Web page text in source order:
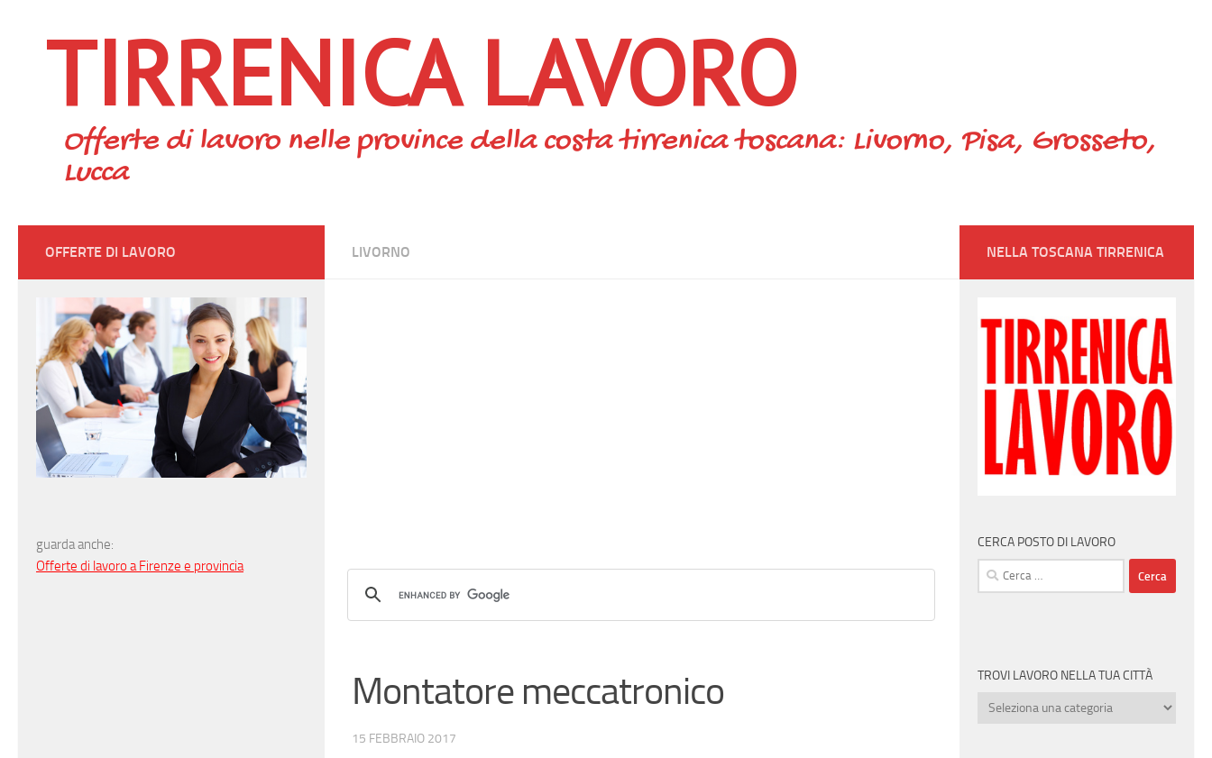
TIRRENICA LAVORO
Offerte di lavoro nelle province della costa tirrenica toscana: Livorno, Pisa, Grosseto,
Lucca
LIVORNO
Montatore meccatronico
15 FEBBRAIO 2017
OFFERTE DI LAVORO
guarda anche:
Offerte di lavoro a Firenze e provincia
NELLA TOSCANA TIRRENICA
CERCA POSTO DI LAVORO
Ricerca
per:
TROVI LAVORO NELLA TUA CITTÀ
Trovi